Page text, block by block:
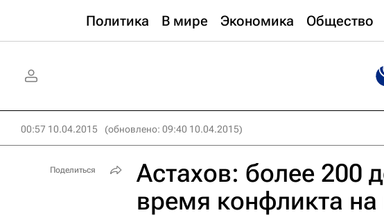
Политика В мире Экономика Общество
00:57 10.04.2015 (обновлено: 09:40 10.04.2015)
Астахов: более 200
время конфликта
Поделиться